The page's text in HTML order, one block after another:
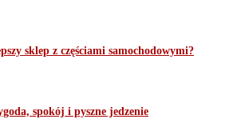
sklep z częściami samochodowymi?
spokój i pyszne jedzenie